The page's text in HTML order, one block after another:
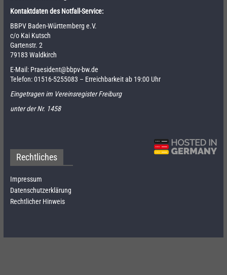
Kontaktdaten des Notfall-Service:
BBPV Baden-Württemberg e.V.
c/o Kai Kutsch
Gartenstr. 2
79183 Waldkirch
E-Mail: Praesident@bbpv-bw.de
Telefon:01516-5255083 – Erreichbarkeit ab 19:00 Uhr
Eingetragen im Vereinsregister Freiburg
unter der Nr. 1458
Rechtliches
Impressum
Datenschutzerklärung
Rechtlicher Hinweis